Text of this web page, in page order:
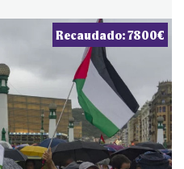
Recaudado: 7800€